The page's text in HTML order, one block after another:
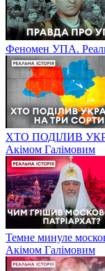
Феномен УПА.
ХТО ПОДІЛИВ
Акімом Галімовим
Темне минуле
Акімом Галімовим